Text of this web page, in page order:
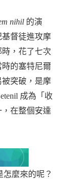
nihil 的演
督徒進攻摩
，花了七次
的塞特尼爾
突破，是摩
成為「收
在整個安達
怎麼來的呢？